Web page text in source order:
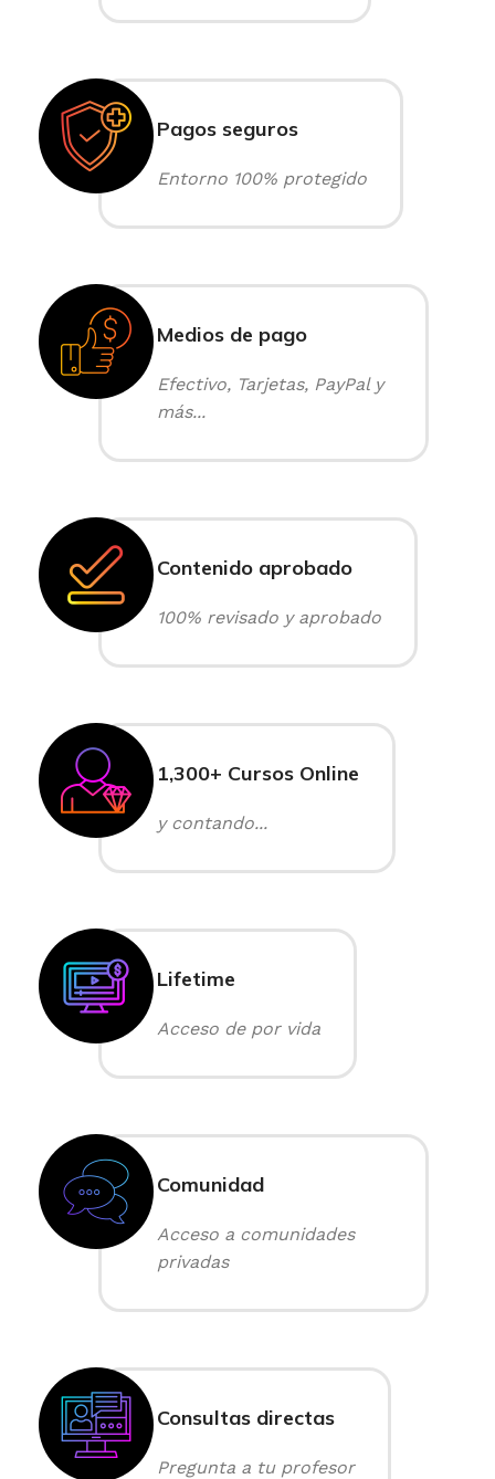
Pagos seguros
Entorno 100% protegido
Medios de pago
Efectivo, Tarjetas, PayPal y
más...
Contenido aprobado
100% revisado y aprobado
1,300+ Cursos Online
y contando...
Lifetime
Acceso de por vida
Comunidad
Acceso a comunidades
privadas
Consultas directas
Pregunta a tu profesor